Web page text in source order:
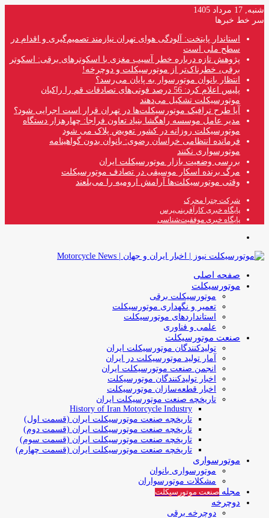
شنبه, 17 مرداد 1405
سر خط خبرها
استاندار پایتخت: آلودگی هوای تهران نیازمند تصمیم‌گیری و اقدام در
سطح ملی است
پژوهش تازه درباره خطر آسیب مغزی با اسکوترهای برقی: اسکوتر
برقی، خطرناک‌تر از موتورسیکلت و دوچرخه!
انتظار بانوان موتورسوار به پایان می‌رسد؟
پلیس اعلام کرد: 56 درصد فوتی‌های تصادفات قم را راکبان
موتورسیکلت تشکیل می‌دهند
آیا طرح ترافیک موتورسیکلت‌ها در تهران قرار است اجرایی شود؟
مدیر عامل موسسه راهگشا بنیاد تعاون فراجا: چهارهزار دستگاه
موتورسیکلت روزانه در کشور تعویض پلاک می شود
فرمانده انتظامی خراسان رضوی: بانوان بدون گواهینامه
موتورسواری نکنند
بررسی وضعیت بازار موتورسیکلت ایران
مرگ برنده اسکار موسیقی در تصادف موتورسیکلت
وقتی موتورسیکلت‌ها آرامش ارومیه را می‌بلعند
شرکت چترا محرک
پایگاه خبری کارآفرینی‌پرس
پایگاه خبری موفقیت‌شناسی
صفحه اصلی
موتورسیکلت
موتورسیکلت برقی
تعمیر و نگهداری موتورسیکلت
استانداردهای موتورسیکلت
علمی و فناوری
صنعت موتورسیکلت
تولیدکنندگان موتورسیکلت ایران
آمار تولید موتورسیکلت در ایران
انجمن صنعت موتورسیکلت ایران
اخبار تولیدکنندگان موتورسیکلت
اخبار قطعه‌سازان موتورسیکلت
تاریخچه صنعت موتورسیکلت ایران
History of Iran Motorcycle Industry
تاریخچه صنعت موتورسیکلت ایران (قسمت اول)
تاریخچه صنعت موتورسیکلت ایران (قسمت دوم)
تاریخچه صنعت موتورسیکلت ایران (قسمت سوم)
تاریخچه صنعت موتورسیکلت ایران (قسمت چهارم)
موتورسواری
موتورسواری بانوان
مشکلات موتورسواران
مجله صنعت موتورسیکلت
دوچرخه
دوچرخه برقی